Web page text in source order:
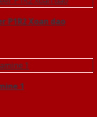
P1R2 Xoan dao
1